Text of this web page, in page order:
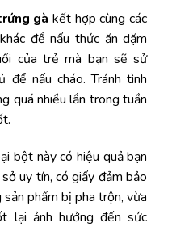
gà kết hợp cùng các
để nấu thức ăn dặm
của trẻ mà bạn sẽ sử
nấu cháo. Tránh tình
quá nhiều lần trong tuần
bột này có hiệu quả bạn
uy tín, có giấy đảm bảo
phẩm bị pha trộn, vừa
lại ảnh hưởng đến sức